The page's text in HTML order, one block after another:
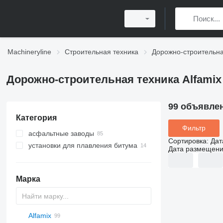
Machineryline Строительная техника Дорожно-
Дорожно-строительная техника Alfamix
Категория
асфальтные заводы
установки для плавления битума
Марка
Titan
Alfamix
99
Фильтр
Сортировка:
Дата